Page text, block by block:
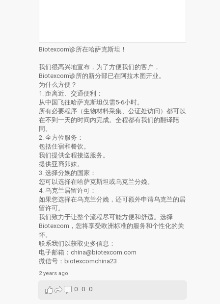
Biotexcom诊所在哈萨克斯坦！
我们很高兴地宣布，为了方便我们的客户，
Biotexcom诊所的新分部已在阿拉木图开业。
为什么方便？
1. 距离近、交通便利：
从中国飞往哈萨克斯坦仅需5-6小时。
所有必要程序（生物材料采集、公证处访问）都可以
在不到一天的时间内完成。全程都有我们的翻译陪
同。
2. 全方位服务：
包括住宿和餐饮。
我们提供全程接送服务。
提供亚裔卵妹。
3. 选择分娩的国家：
您可以选择在哈萨克斯坦或乌克兰分娩。
4. 乌克兰居留许可：
如果您选择在乌克兰分娩，还可额外申请乌克兰的居
留许可。
我们致力于让整个流程尽可能方便和舒适。选择
Biotexcom，您将享受欧洲标准的服务和个性化的关
怀。
联系我们以获取更多信息：
电子邮箱：china@biotexcom.com
微信号：biotexcomchina23
2 years ago
0 0 0